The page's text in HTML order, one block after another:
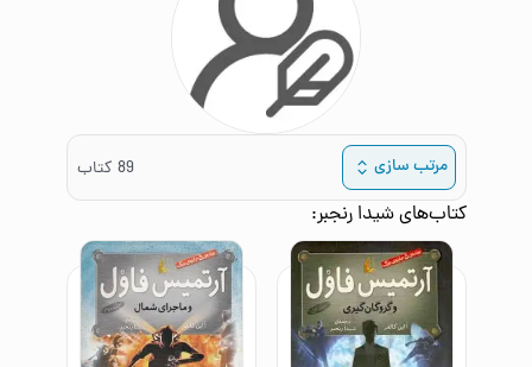
مرتب سازی 89 کتاب
کتاب‌هایشیدا رنجبر: